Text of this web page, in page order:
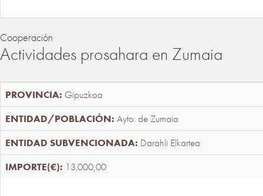
Cooperación
Actividades prosahara en Zumaia
Gipuzkoa
Ayto. de Zumaia
Darahli Elkartea
13.000,00